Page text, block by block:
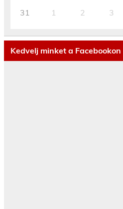
31 1 2 3
Kedvelj minket a Facebookon